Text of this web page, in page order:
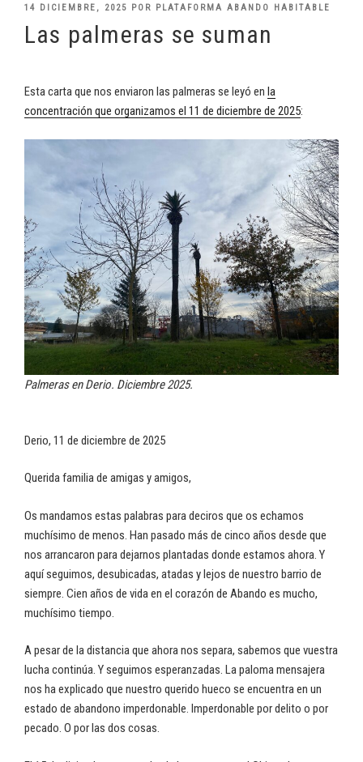
PUBLICADO
14 DICIEMBRE, 2025 POR PLATAFORMA ABANDO HABITABLE
Las palmeras se suman
Esta carta que nos enviaron las palmeras se leyó en la
concentración que organizamos el 11 de diciembre de 2025:
Palmeras en Derio. Diciembre 2025.
Derio, 11 de diciembre de 2025
Querida familia de amigas y amigos,
Os mandamos estas palabras para deciros que os echamos
muchísimo de menos. Han pasado más de cinco años desde que
nos arrancaron para dejarnos plantadas donde estamos ahora. Y
aquí seguimos, desubicadas, atadas y lejos de nuestro barrio de
siempre. Cien años de vida en el corazón de Abando es mucho,
muchísimo tiempo.
A pesar de la distancia que ahora nos separa, sabemos que vuestra
lucha continúa. Y seguimos esperanzadas. La paloma mensajera
nos ha explicado que nuestro querido hueco se encuentra en un
estado de abandono imperdonable. Imperdonable por delito o por
pecado. O por las dos cosas.